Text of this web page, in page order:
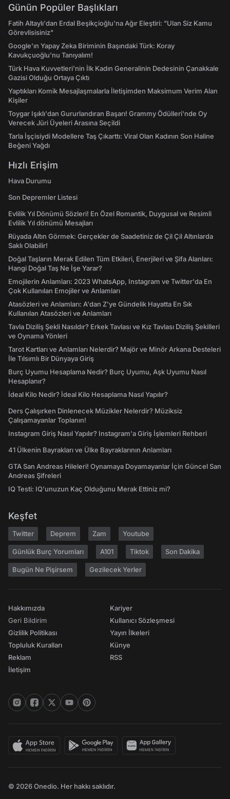
Günün Popüler Başlıkları
Fatih Altaylı'dan Erdal Beşikçioğlu'na Ağır Eleştiri: "Ulan Siz Kamu
Görevlisisiniz"
Google'ın Yapay Zeka Biriminin Başındaki Türk: Koray
Kavukçuoğlu'nu Tanıyalım!
Türk Hava Kuvvetleri'nin İlk Kadın Generalinin Dedesinin Çanakkale
Gazisi Olduğu Ortaya Çıktı
Yaptıkları Komik Mesajlaşmalarla İletişimden Maksimum Verim Alan
Kişiler
Toygar Işıklı'dan Gururlandıran Başarı! Grammy Ödülleri'nde Oy
Verecek Jüri Üyeleri Arasına Seçildi
Tarla İşçisiydi Modellere Taş Çıkarttı: Viral Olan Kadının Son Haline
Beğeni Yağdı
Hızlı Erişim
Hava Durumu
Son Depremler Listesi
Evlilik Yıl Dönümü Sözleri! En Özel Romantik, Duygusal ve Resimli
Evlilik Yıl dönümü Mesajları
Rüyada Altın Görmek: Gerçekler de Saadetiniz de Çil Çil Altınlarda
Saklı Olabilir!
Doğal Taşların Merak Edilen Tüm Etkileri, Enerjileri ve Şifa Alanları:
Hangi Doğal Taş Ne İşe Yarar?
Emojilerin Anlamları: 2023 WhatsApp, Instagram ve Twitter'da En
Çok Kullanılan Emojiler ve Anlamları
Atasözleri ve Anlamları: A'dan Z'ye Gündelik Hayatta En Sık
Kullanılan Atasözleri ve Anlamları
Tavla Diziliş Şekli Nasıldır? Erkek Tavlası ve Kız Tavlası Diziliş Şekilleri
ve Oynama Yönleri
Tarot Kartları ve Anlamları Nelerdir? Majör ve Minör Arkana Desteleri
İle Tılsımlı Bir Dünyaya Giriş
Burç Uyumu Hesaplama Nedir? Burç Uyumu, Aşk Uyumu Nasıl
Hesaplanır?
İdeal Kilo Nedir? İdeal Kilo Hesaplama Nasıl Yapılır?
Ders Çalışırken Dinlenecek Müzikler Nelerdir? Müziksiz
Çalışamayanlar Toplanın!
Instagram Giriş Nasıl Yapılır? Instagram'a Giriş İşlemleri Rehberi
41 Ülkenin Bayrakları ve Ülke Bayraklarının Anlamları
GTA San Andreas Hileleri! Oynamaya Doyamayanlar İçin Güncel San
Andreas Şifreleri
IQ Testi: IQ'unuzun Kaç Olduğunu Merak Ettiniz mi?
Keşfet
Twitter Deprem Zam Youtube
Günlük Burç Yorumları A101 Tiktok Son Dakika
Bugün Ne Pişirsem Gezilecek Yerler
Hakkımızda
Geri Bildirim
Gizlilik Politikası
Topluluk Kuralları
Reklam
İletişim
Kariyer
Kullanıcı Sözleşmesi
Yayın İlkeleri
Künye
RSS
© 2026 Onedio. Her hakkı saklıdır.